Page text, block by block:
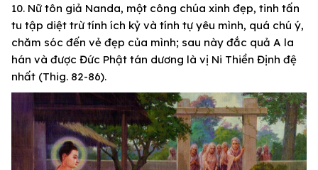
10. Nữ tôn giả Nanda, một công chúa xinh đẹp, tinh tấn
tu tập diệt trừ tính ích kỷ và tính tự yêu mình, quá chú ý,
chăm sóc đến vẻ đẹp của mình; sau này đắc quả A la
hán và được Đức Phật tán dương là vị Ni Thiền Định đệ
nhất (Thig. 82-86).